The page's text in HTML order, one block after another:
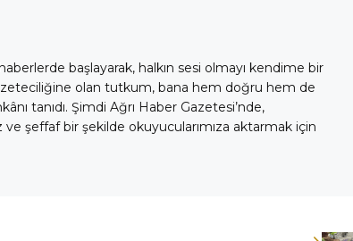
başlayarak, halkın sesi olmayı kendime bir
olan tutkum, bana hem doğru hem de
tanıdı. Şimdi Ağrı Haber Gazetesi’nde,
şeffaf bir şekilde okuyucularımıza aktarmak için